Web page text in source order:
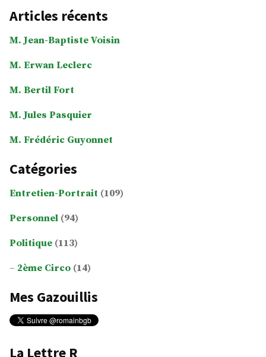
Articles récents
M. Jean-Baptiste Voisin
M. Erwan Leclerc
M. Bertil Fort
M. Jules Pasquier
M. Frédéric Guyonnet
Catégories
Entretien-Portrait (109)
Personnel (94)
Politique (113)
2ème Circo (14)
Mes Gazouillis
La Lettre R